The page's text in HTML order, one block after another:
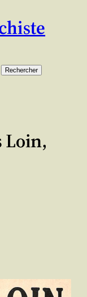
Rechercher
Loin,